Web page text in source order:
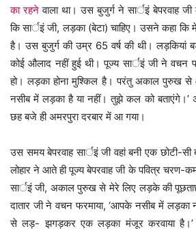
का रहने वाला था। उस बुजुर्ग ने सार्इं बेपरवाह
कि सार्इं जी, लड़का (बेटा) चाहिए। उसने कहा कि
है। उस बुजुर्ग की उम्र 65 वर्ष की थी। लड़कियां
कोई औलाद नहीं हुई थी। पूज्य सार्इं जी ने वचन
हो। लड़का होना मुश्किल है। परंतु अकाल पुरुख
नसीब में लड़का है या नहीं। तुझे कल को बताएंगे।’
छह बजे ही अमरपुरा दरबार में आ गया।
उस समय बेपरवाह सार्इं जी वहां बनी एक छोटी-
लोहार ने आते ही पूज्य बेपरवाह जी के पवित्र चरण-
सार्इं जी, अकाल पुरुख से मेरे लिए लड़के की पूछताछ
दातार जी ने वचन फरमाया, ‘आपके नसीब में
से लड़- झगड़कर एक लड़का मंजूर करवाया